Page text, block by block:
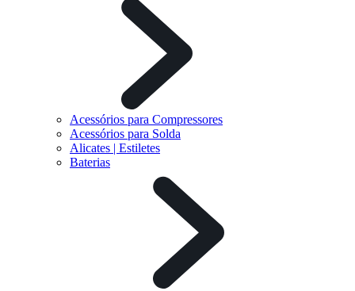
Acessórios para Compressores
Acessórios para Solda
Alicates | Estiletes
Baterias